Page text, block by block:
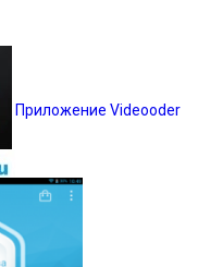
Приложение Videooder